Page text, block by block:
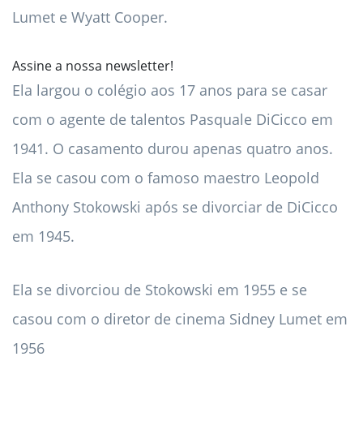
Lumet e Wyatt Cooper.
Assine a nossa newsletter!
Ela largou o colégio aos 17 anos para se casar
com o agente de talentos Pasquale DiCicco em
1941. O casamento durou apenas quatro anos.
Ela se casou com o famoso maestro Leopold
Anthony Stokowski após se divorciar de DiCicco
em 1945.
Ela se divorciou de Stokowski em 1955 e se
casou com o diretor de cinema Sidney Lumet em
1956